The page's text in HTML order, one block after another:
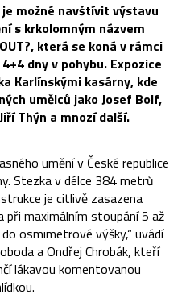
možné navštívit výstavu
s krkolomným názvem
která se koná v rámci
dny v pohybu. Expozice
Karlínskými kasárny, kde
umělců jako Josef Bolf,
Thýn a mnozí další.
umění v České republice
Stezka v délce 384 metrů
je citlivě zasazena
při maximálním stoupání 5 až
osmimetrové výšky,“ uvádí
a Ondřej Chrobák, kteří
lákavou komentovanou